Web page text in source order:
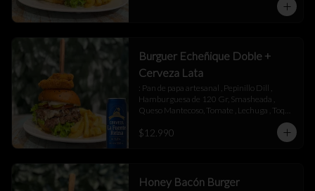
Burguer Echeñique Doble +
Cerveza Lata
: Pan de papa artesanal , Pepinillo Dill ,
Hamburguesa de 120 Gr, Smasheada ,
Queso Mantecoso, Tomate , Lechuga , Toque
$12.990
Honey Bacón Burger